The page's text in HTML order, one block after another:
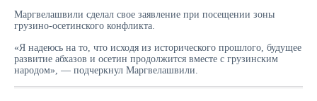
Маргвелашвили сделал свое заявление при посещении зоны
грузино-осетинского конфликта.
«Я надеюсь на то, что исходя из исторического прошлого, будущее
развитие абхазов и осетин продолжится вместе с грузинским
народом», — подчеркнул Маргвелашвили.